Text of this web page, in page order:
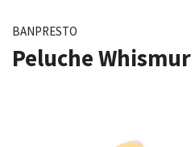
BANPRESTO
Peluche